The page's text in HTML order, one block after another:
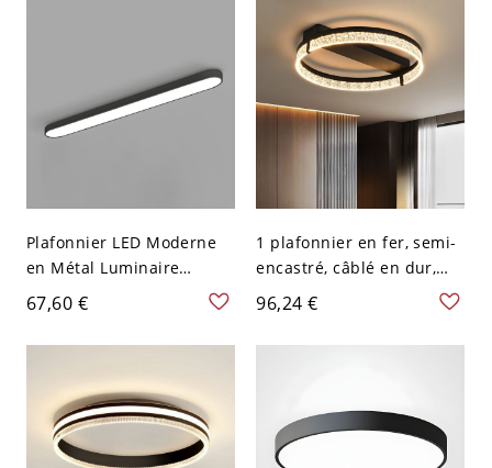
Plafonnier LED Moderne
en Métal Luminaire
Encastré Linéaire en
Acrylique - 110 V-120 V
62,23 cm Noir Blanc
67,60 €
1 plafonnier en fer, semi-
encastré, câblé en dur,
pour chambre principale -
Noir 110 V-120 V
Gradation à trois niveaux
96,24 €